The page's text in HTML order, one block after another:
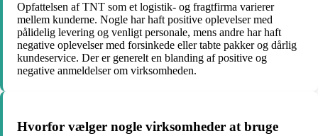
Opfattelsen af TNT som et logistik- og fragtfirma varierer
mellem kunderne. Nogle har haft positive oplevelser med
pålidelig levering og venligt personale, mens andre har haft
negative oplevelser med forsinkede eller tabte pakker og dårlig
kundeservice. Der er generelt en blanding af positive og
negative anmeldelser om virksomheden.
Hvorfor vælger nogle virksomheder at bruge